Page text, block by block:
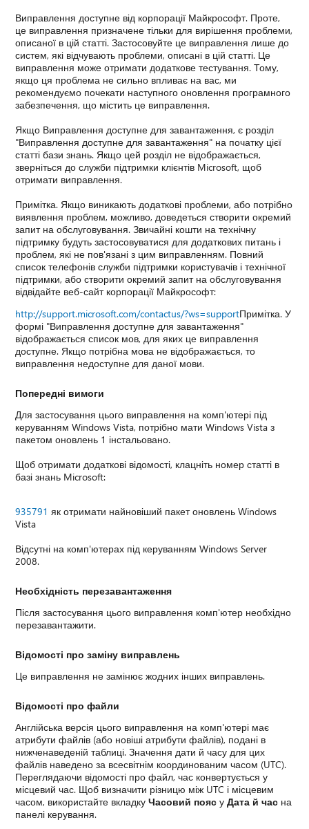
Виправлення доступне від корпорації Майкрософт. Проте,
це виправлення призначене тільки для вирішення проблеми,
описаної в цій статті. Застосовуйте це виправлення лише до
систем, які відчувають проблеми, описані в цій статті. Це
виправлення може отримати додаткове тестування. Тому,
якщо ця проблема не сильно впливає на вас, ми
рекомендуємо почекати наступного оновлення програмного
забезпечення, що містить це виправлення.
Якщо Виправлення доступне для завантаження, є розділ
"Виправлення доступне для завантаження" на початку цієї
статті бази знань. Якщо цей розділ не відображається,
зверніться до служби підтримки клієнтів Microsoft, щоб
отримати виправлення.
Примітка. Якщо виникають додаткові проблеми, або потрібно
виявлення проблем, можливо, доведеться створити окремий
запит на обслуговування. Звичайні кошти на технічну
підтримку будуть застосовуватися для додаткових питань і
проблем, які не пов'язані з цим виправленням. Повний
список телефонів служби підтримки користувачів і технічної
підтримки, або створити окремий запит на обслуговування
відвідайте веб-сайт корпорації Майкрософт:
http://support.microsoft.com/contactus/?ws=supportПримітка. У
формі "Виправлення доступне для завантаження"
відображається список мов, для яких це виправлення
доступне. Якщо потрібна мова не відображається, то
виправлення недоступне для даної мови.
Попередні вимоги
Для застосування цього виправлення на комп'ютері під
керуванням Windows Vista, потрібно мати Windows Vista з
пакетом оновлень 1 інстальовано.
Щоб отримати додаткові відомості, клацніть номер статті в
базі знань Microsoft:
935791 як отримати найновіший пакет оновлень Windows
Vista
Відсутні на комп'ютерах під керуванням Windows Server
2008.
Необхідність перезавантаження
Після застосування цього виправлення комп'ютер необхідно
перезавантажити.
Відомості про заміну виправлень
Це виправлення не замінює жодних інших виправлень.
Відомості про файли
Англійська версія цього виправлення на комп'ютері має
атрибути файлів (або новіші атрибути файлів), подані в
нижченаведеній таблиці. Значення дати й часу для цих
файлів наведено за всесвітнім координованим часом (UTC).
Переглядаючи відомості про файл, час конвертується у
місцевий час. Щоб визначити різницю між UTC і місцевим
часом, використайте вкладкуЧасовий пояс уДата й час на
панелі керування.